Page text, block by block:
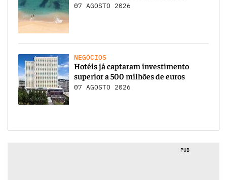
07 AGOSTO 2026
NEGÓCIOS
Hotéis já captaram investimento
superior a 500 milhões de euros
07 AGOSTO 2026
PUB